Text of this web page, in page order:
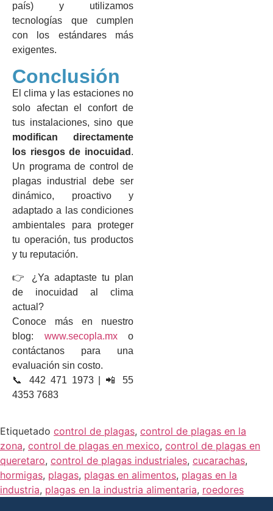
país) y utilizamos
tecnologías que cumplen
con los estándares más
exigentes.
Conclusión
El clima y las estaciones no
solo afectan el confort de
tus instalaciones, sino que
modifican directamente
los riesgos de inocuidad .
Un programa de control de
plagas industrial debe ser
dinámico, proactivo y
adaptado a las condiciones
ambientales para proteger
tu operación, tus productos
y tu reputación.
👉 ¿Ya adaptaste tu plan
de inocuidad al clima
actual?
Conoce más en nuestro
blog: www.secopla.mxo
contáctanos para una
evaluación sin costo.
📞 442 471 1973 | 📲 55
4353 7683
Etiquetado control de plagas, control de plagas en la
zona, control de plagas en mexico, control de plagas en
queretaro, control de plagas industriales, cucarachas,
hormigas, plagas, plagas en alimentos, plagas en la
industria, plagas en la industria alimentaria, roedores